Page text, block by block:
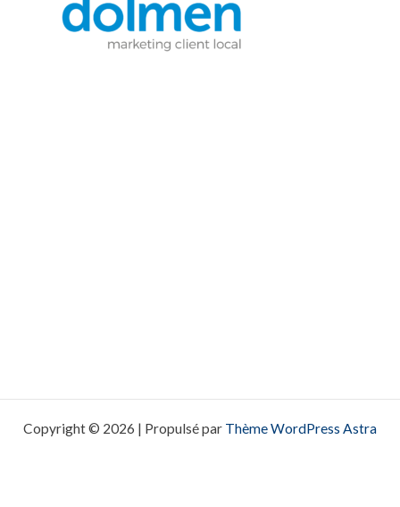
Copyright © 2026 | Propulsé par Thème WordPress Astra